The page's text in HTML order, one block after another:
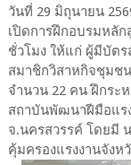
วันที่ 29 มิถุนายน
เปิดการฝึกอบรมหลัก
ชั่วโมง ให้แก่ ผู้มีบัตร
สมาชิกวิสาหกิจชุมช
จำนวน 22 คน ฝึกระ
สถาบันพัฒนาฝีมือแร
จ.นครสวรรค์ โดยมี
คุ้มครองแรงงานจังห